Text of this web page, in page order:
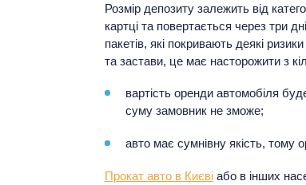
Розмір депозиту залежить від
картці та повертається через три
пакетів, які покривають деякі
та застави, це має насторожити з
вартість оренди автомобіля
суму замовник не зможе;
авто має сумнівну якість, тому
Прокат авто в Києвіабо в інших